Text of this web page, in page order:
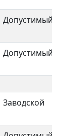
Допустимый
Допустимый
Заводской